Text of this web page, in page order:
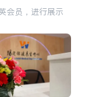
会员，进行展示